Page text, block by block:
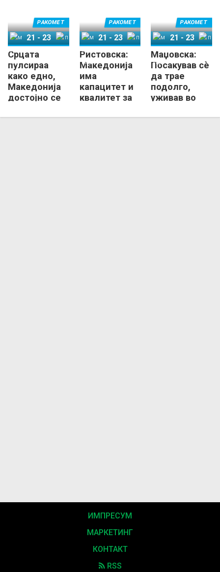
Срцата
пулсираа
како едно,
Македонија
достојно се
баражот
РАКОМЕТ
Македонија
21 - 23
Ристовска:
Македонија
има
капацитет и
квалитет за
шампионати
РАКОМЕТ
Македонија
21 - 23
Маџовска:
Посакував сѐ
да трае
подолго,
уживав во
меч!
РАКОМЕТ
Македонија
21 - 23
ИМПРЕСУМ
МАРКЕТИНГ
КОНТАКТ
RSS